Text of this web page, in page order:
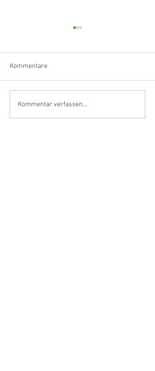
Klarinettistin, Tonmeisterin,
Grenzgängerin
Kommentare
Kommentar verfassen...